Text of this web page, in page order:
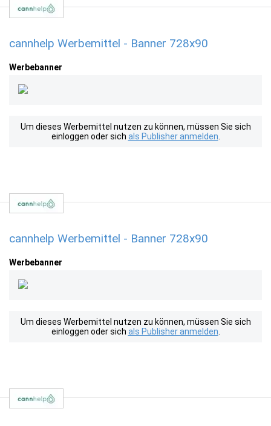
cannhelp Werbemittel - Banner 728x90
Werbebanner
Um dieses Werbemittel nutzen zu können, müssen Sie sich
einloggen oder sich als Publisher anmelden
cannhelp Werbemittel - Banner 728x90
Werbebanner
Um dieses Werbemittel nutzen zu können, müssen Sie sich
einloggen oder sich als Publisher anmelden